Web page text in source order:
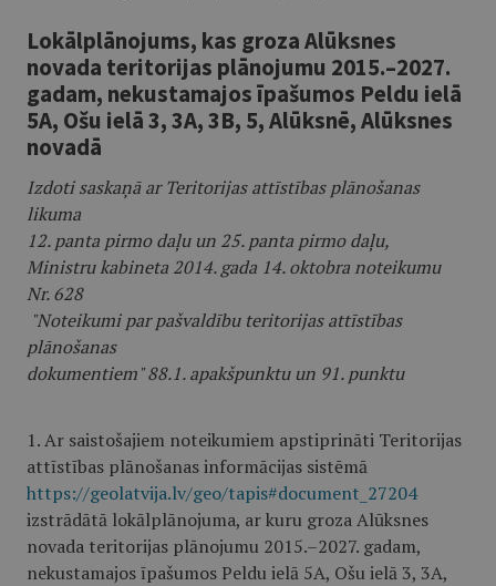
Lokālplānojums, kas groza Alūksnes
novada teritorijas plānojumu 2015.–2027.
gadam, nekustamajos īpašumos Peldu ielā
5A, Ošu ielā 3, 3A, 3B, 5, Alūksnē, Alūksnes
novadā
Izdoti saskaņā ar Teritorijas attīstības plānošanas
likuma
12. panta pirmo daļu un 25. panta pirmo daļu,
Ministru kabineta 2014. gada 14. oktobra noteikumu
Nr. 628
"Noteikumi par pašvaldību teritorijas attīstības
plānošanas
dokumentiem" 88.1. apakšpunktu un 91. punktu
1. Ar saistošajiem noteikumiem apstiprināti Teritorijas
attīstības plānošanas informācijas sistēmā
https://geolatvija.lv/geo/tapis#document_27204
izstrādātā lokālplānojuma, ar kuru groza Alūksnes
novada teritorijas plānojumu 2015.–2027. gadam,
nekustamajos īpašumos Peldu ielā 5A, Ošu ielā 3, 3A,